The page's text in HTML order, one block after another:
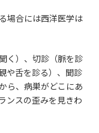
場合には西洋医学は
く）、切診（脈を診
や舌を診る）、聞診
ら、病巣がどこにあ
ンスの歪みを見きわ